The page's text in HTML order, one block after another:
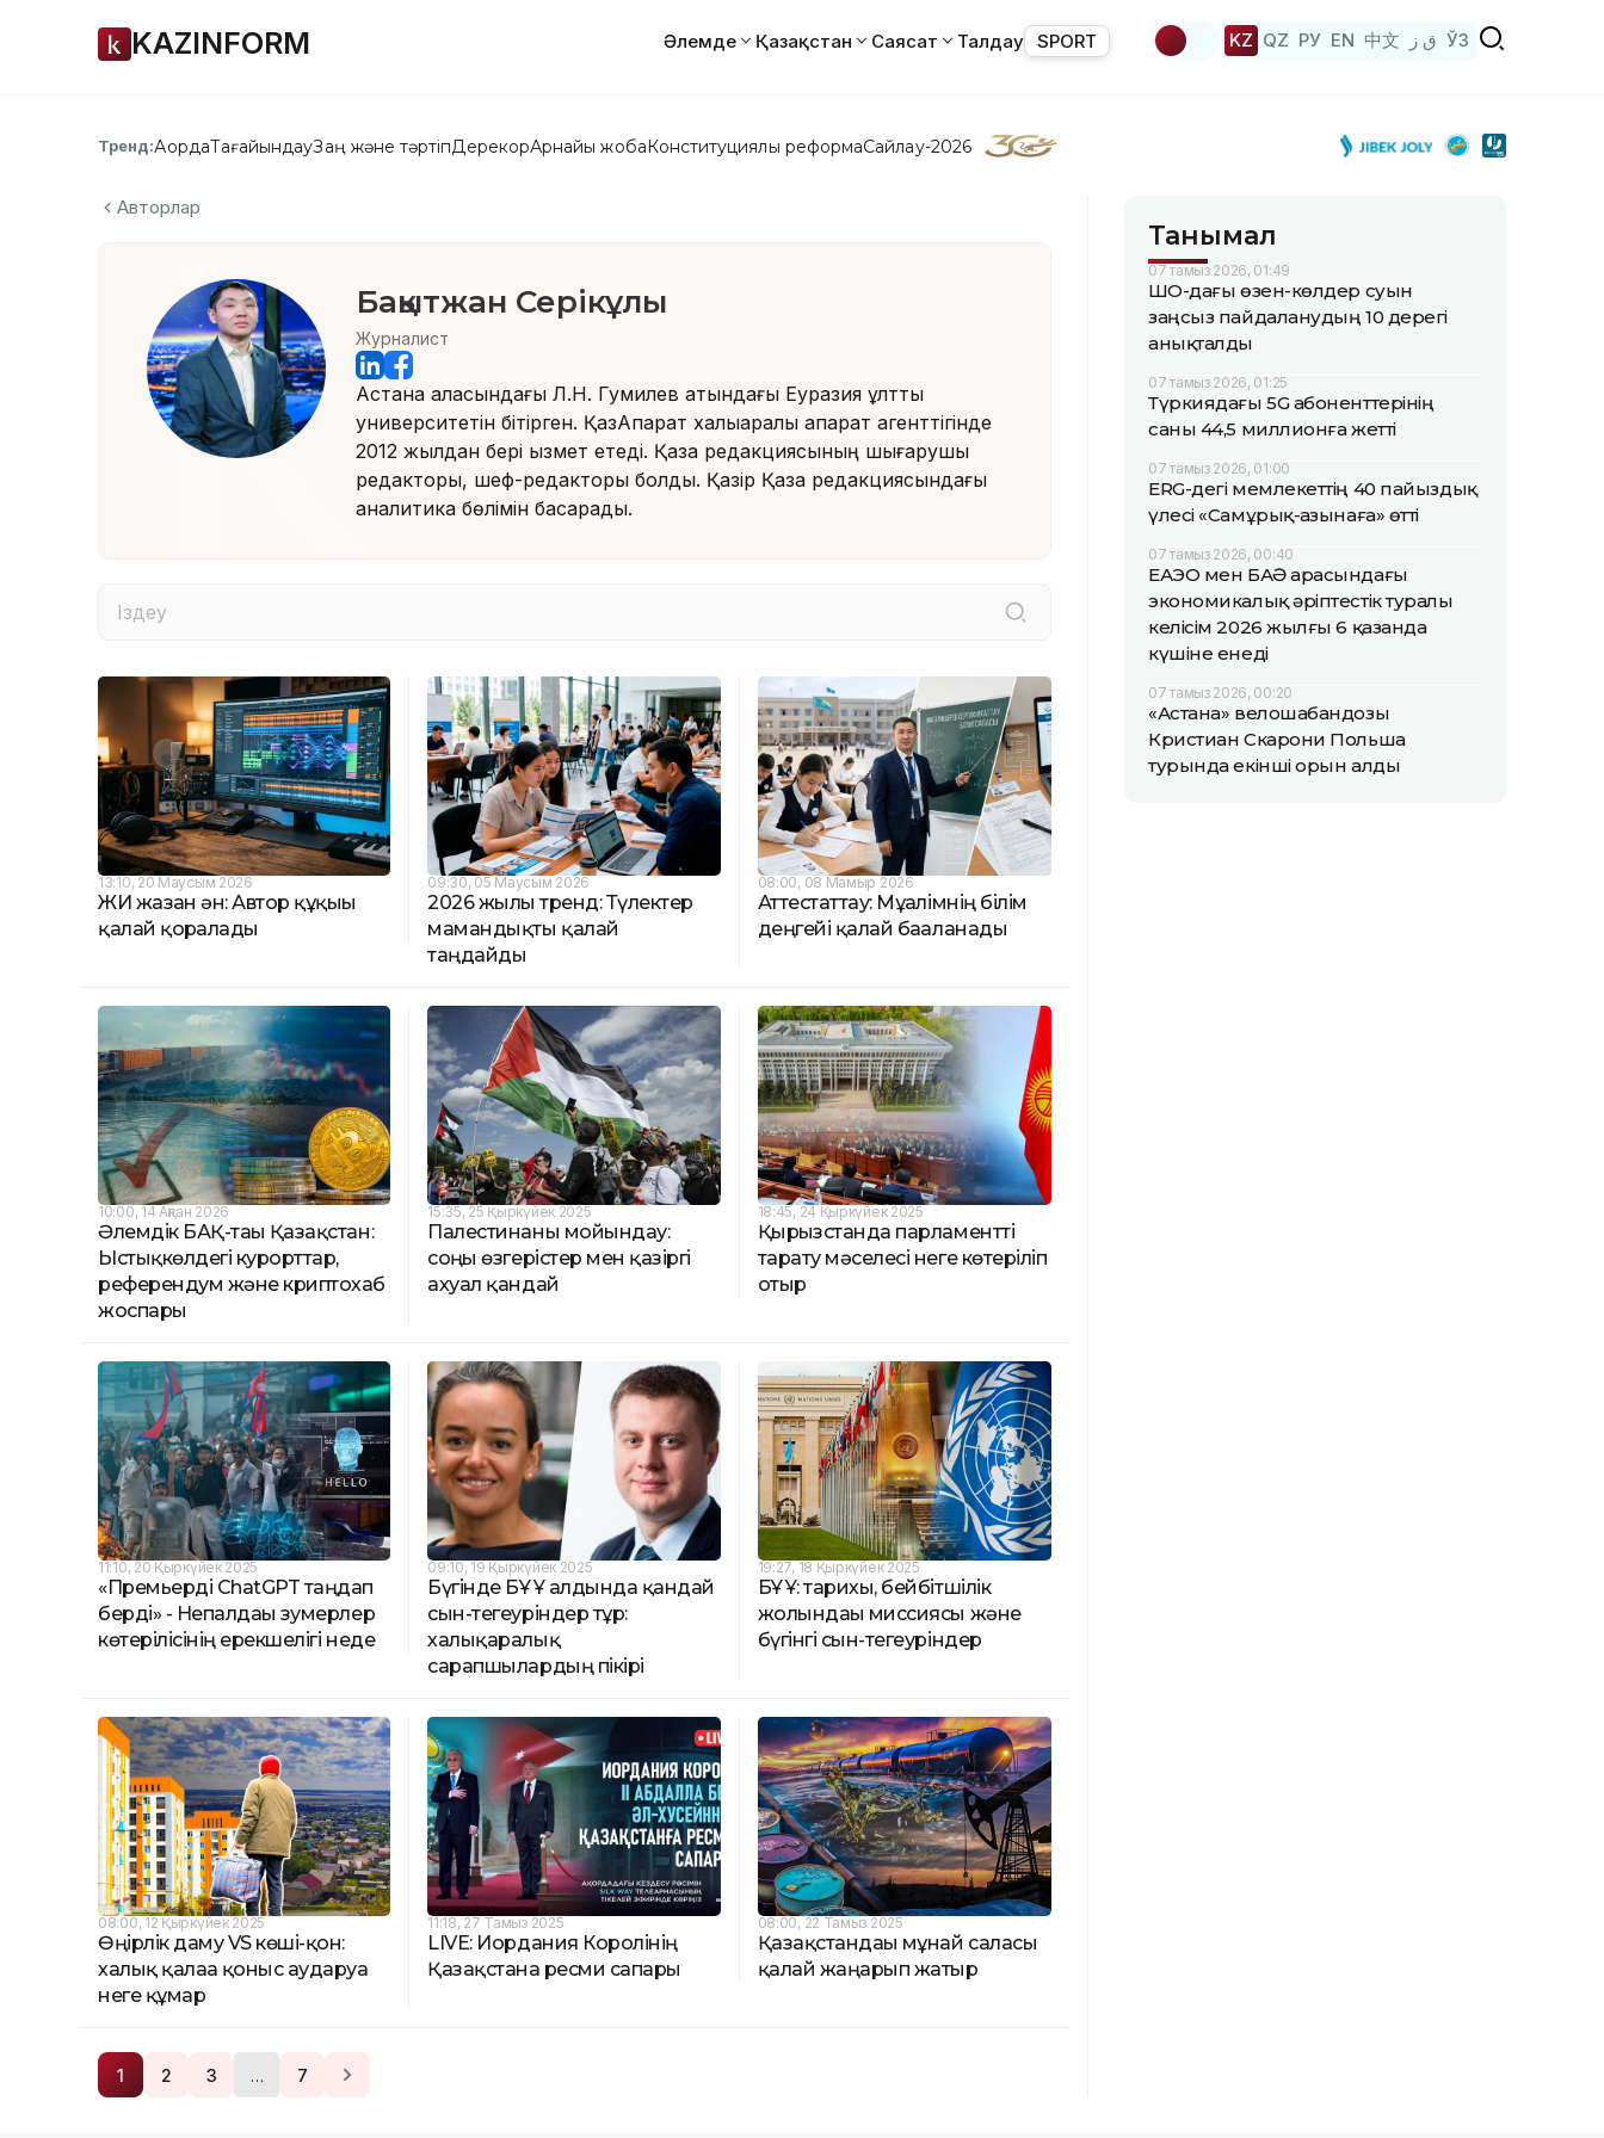
KAZINFORM Әлемде Қазақстан Саясат Талдау SPORT KZ QZ РУ EN 中文 ق ز ЎЗ
Тренд:АқордаТағайындауЗаң және тәртіпДерекқорАрнайы жобаКонституциялық реформаСайлау-2026
Авторлар
Бақытжан Серікұлы
Журналист
Астана қаласындағы Л.Н. Гумилев атындағы Еуразия ұлттық
университетін бітірген. ҚазАқпарат халықаралық ақпарат агенттігінде
2012 жылдан бері қызмет етеді. Қазақ редакциясының шығарушы
редакторы, шеф-редакторы болды. Қазір Қазақ редакциясындағы
аналитика бөлімін басқарады.
13:10, 20 Маусым 2026
ЖИ жазған ән: Автор құқығы
қалай қорғалады
09:30, 05 Маусым 2026
2026 жылғы тренд: Түлектер
мамандықты қалай
таңдайды
08:00, 08 Мамыр 2026
Аттестаттау: Мұғалімнің білім
деңгейі қалай бағаланады
10:00, 14 Ақпан 2026
Әлемдік БАҚ-тағы Қазақстан:
Ыстықкөлдегі курорттар,
референдум және криптохаб
жоспары
15:35, 25 Қыркүйек 2025
Палестинаны мойындау:
соңғы өзгерістер мен қазіргі
ахуал қандай
18:45, 24 Қыркүйек 2025
Қырғызстанда парламентті
тарату мәселесі неге көтеріліп
отыр
11:10, 20 Қыркүйек 2025
«Премьерді ChatGPT таңдап
берді» - Непалдағы зумерлер
көтерілісінің ерекшелігі неде
09:10, 19 Қыркүйек 2025
Бүгінде БҰҰ алдында қандай
сын-тегеуріндер тұр:
халықаралық
сарапшылардың пікірі
19:27, 18 Қыркүйек 2025
БҰҰ: тарихы, бейбітшілік
жолындағы миссиясы және
бүгінгі сын-тегеуріндер
08:00, 12 Қыркүйек 2025
Өңірлік даму VS көші-қон:
халық қалаға қоныс аударуға
неге құмар
11:18, 27 Тамыз 2025
LIVE: Иордания Королінің
Қазақстанға ресми сапары
08:00, 22 Тамыз 2025
Қазақстандағы мұнай саласы
қалай жаңарып жатыр
1 2 3 … 7
Танымал
07 тамыз 2026, 01:49
ШҚО-дағы өзен-көлдер суын
заңсыз пайдаланудың 10 дерегі
анықталды
07 тамыз 2026, 01:25
Түркиядағы 5G абоненттерінің
саны 44,5 миллионға жетті
07 тамыз 2026, 01:00
ERG-дегі мемлекеттің 40 пайыздық
үлесі «Самұрық-Қазынаға» өтті
07 тамыз 2026, 00:40
ЕАЭО мен БАӘ арасындағы
экономикалық әріптестік туралы
келісім 2026 жылғы 6 қазанда
күшіне енеді
07 тамыз 2026, 00:20
«Астана» велошабандозы
Кристиан Скарони Польша
турында екінші орын алды